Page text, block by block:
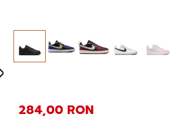
284,00 RON